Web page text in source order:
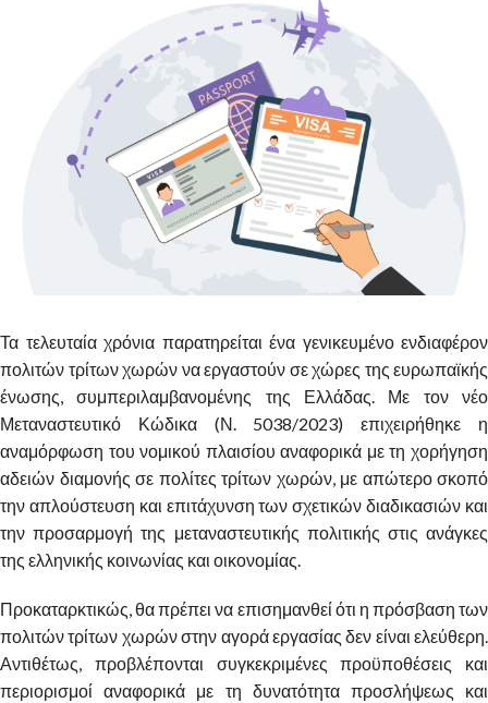
Τα τελευταία χρόνια παρατηρείται ένα γενικευμένο ενδιαφέρον
πολιτών τρίτων χωρών να εργαστούν σε χώρες της ευρωπαϊκής
ένωσης, συμπεριλαμβανομένης της Ελλάδας. Με τον νέο
Μεταναστευτικό Κώδικα (Ν. 5038/2023) επιχειρήθηκε η
αναμόρφωση του νομικού πλαισίου αναφορικά με τη χορήγηση
αδειών διαμονής σε πολίτες τρίτων χωρών, με απώτερο σκοπό
την απλούστευση και επιτάχυνση των σχετικών διαδικασιών και
την προσαρμογή της μεταναστευτικής πολιτικής στις ανάγκες
της ελληνικής κοινωνίας και οικονομίας.
Προκαταρκτικώς, θα πρέπει να επισημανθεί ότι η πρόσβαση των
πολιτών τρίτων χωρών στην αγορά εργασίας δεν είναι ελεύθερη.
Αντιθέτως, προβλέπονται συγκεκριμένες προϋποθέσεις και
περιορισμοί αναφορικά με τη δυνατότητα προσλήψεως και